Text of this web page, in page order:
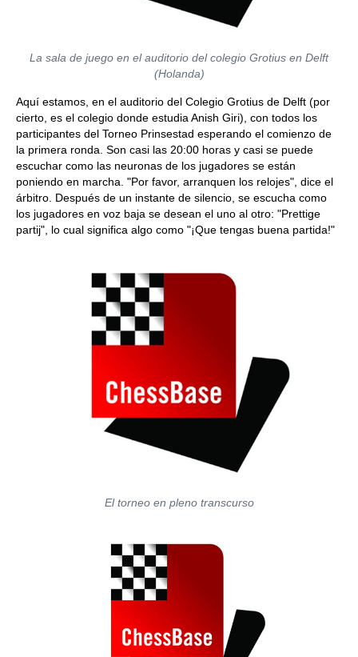
La sala de juego en el auditorio del colegio Grotius en Delft
(Holanda)
Aquí estamos, en el auditorio del Colegio Grotius de Delft (por
cierto, es el colegio donde estudia Anish Giri), con todos los
participantes del Torneo Prinsestad esperando el comienzo de
la primera ronda. Son casi las 20:00 horas y casi se puede
escuchar como las neuronas de los jugadores se están
poniendo en marcha. "Por favor, arranquen los relojes", dice el
árbitro. Después de un instante de silencio, se escucha como
los jugadores en voz baja se desean el uno al otro: "Prettige
partij", lo cual significa algo como "¡Que tengas buena partida!"
El torneo en pleno transcurso